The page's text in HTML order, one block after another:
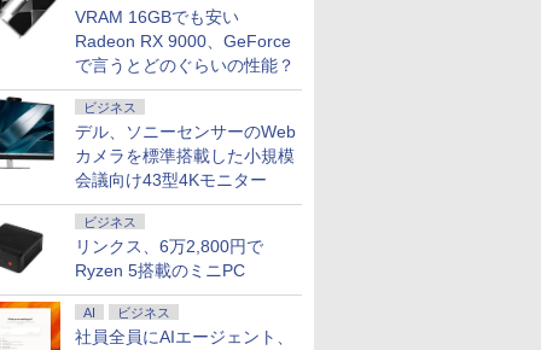
VRAM 16GBでも安い
Radeon RX 9000、GeForce
で言うとどのぐらいの性能？
ビジネス
デル、ソニーセンサーのWeb
カメラを標準搭載した小規模
会議向け43型4Kモニター
ビジネス
リンクス、6万2,800円で
Ryzen 5搭載のミニPC
AI ビジネス
社員全員にAIエージェント、